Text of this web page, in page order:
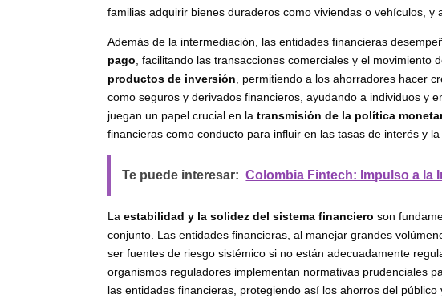
familias adquirir bienes duraderos como viviendas o vehículos, y
Además de la intermediación, las entidades financieras
pago , facilitando las transacciones comerciales y el
productos de inversión , permitiendo a los ahorradores hacer
como seguros y derivados financieros, ayudando a individuos y
juegan un papel crucial en latransmisión de la política
financieras como conducto para influir en las tasas de interés y
Te puede interesar: Colombia Fintech: Impulso a la
Laestabilidad y la solidez del sistema financiero son
conjunto. Las entidades financieras, al manejar grandes
ser fuentes de riesgo sistémico si no están adecuadamente
organismos reguladores implementan normativas prudenciales
las entidades financieras, protegiendo así los ahorros del público